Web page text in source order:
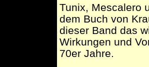
Tunix, Mescalero
dem Buch von
dieser Band das
Wirkungen und
70er Jahre.